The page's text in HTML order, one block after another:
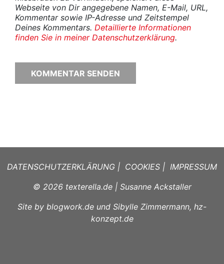
Webseite von Dir angegebene Namen, E-Mail, URL,
Kommentar sowie IP-Adresse und Zeitstempel
Deines Kommentars. Detaillierte Informationen
finden Sie in meiner Datenschutzerklärung.
DATENSCHUTZERKLÄRUNG | COOKIES | IMPRESSUM
© 2026 texterella.de| Susanne Ackstaller
Site by blogwork.de und Sibylle Zimmermann, hz-
konzept.de